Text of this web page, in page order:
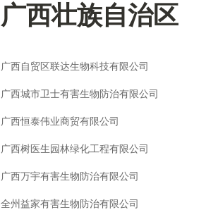
广西壮族自治区
广西自贸区联达生物科技有限公司
广西城市卫士有害生物防治有限公司
广西恒泰伟业商贸有限公司
广西树医生园林绿化工程有限公司
广西万宇有害生物防治有限公司
全州益家有害生物防治有限公司